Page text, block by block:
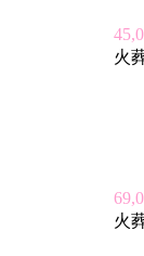
火
火